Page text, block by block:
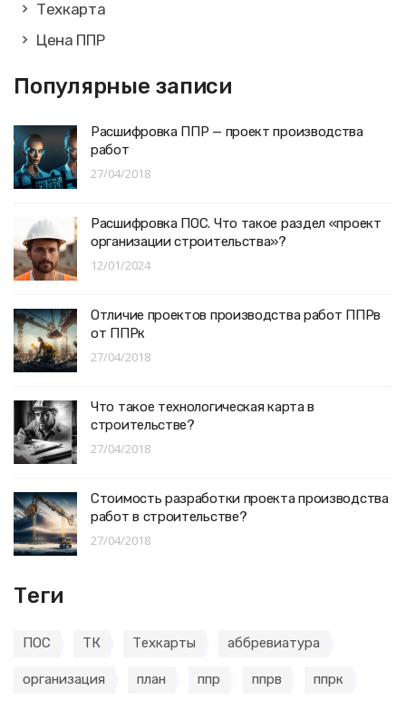
Техкарта
Цена ППР
Популярные записи
Расшифровка ППР — проект производства
работ
27/04/2018
Расшифровка ПОС. Что такое раздел «проект
организации строительства»?
12/01/2024
Отличие проектов производства работ ППРв
от ППРк
27/04/2018
Что такое технологическая карта в
строительстве?
27/04/2018
Стоимость разработки проекта производства
работ в строительстве?
27/04/2018
Теги
ПОС ТК Техкарты аббревиатура
организация план ппр ппрв ппрк